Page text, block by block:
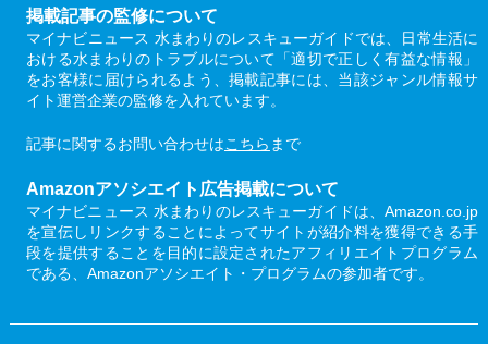
掲載記事の監修について
マイナビニュース 水まわりのレスキューガイドでは、日常生活に
おける水まわりのトラブルについて「適切で正しく有益な情報」
をお客様に届けられるよう、掲載記事には、当該ジャンル情報サ
イト運営企業の監修を入れています。
記事に関するお問い合わせはこちら まで
Amazonアソシエイト広告掲載について
マイナビニュース 水まわりのレスキューガイドは、Amazon.co.jp
を宣伝しリンクすることによってサイトが紹介料を獲得できる手
段を提供することを目的に設定されたアフィリエイトプログラム
である、Amazonアソシエイト・プログラムの参加者です。